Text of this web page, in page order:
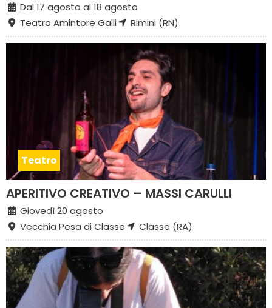
Dal 17 agosto al 18 agosto
Teatro Amintore Galli
Rimini (RN)
Teatro
APERITIVO CREATIVO – MASSI CARULLI
Giovedì 20 agosto
Vecchia Pesa di Classe
Classe (RA)